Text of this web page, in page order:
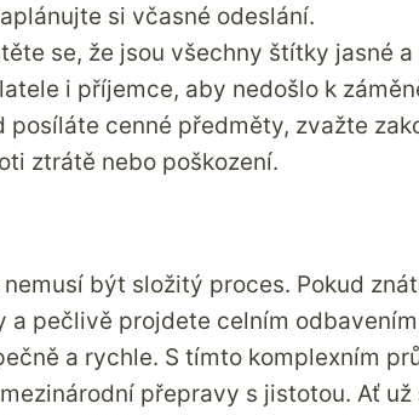
si včasné odeslání.
se, že jsou všechny štítky jasné
i příjemce, aby nedošlo k
posíláte cenné předměty, zvažte
ztrátě nebo poškození.
být složitý proces. Pokud
a pečlivě projdete celním
a rychle. S tímto komplexním
přepravy s jistotou. Ať už